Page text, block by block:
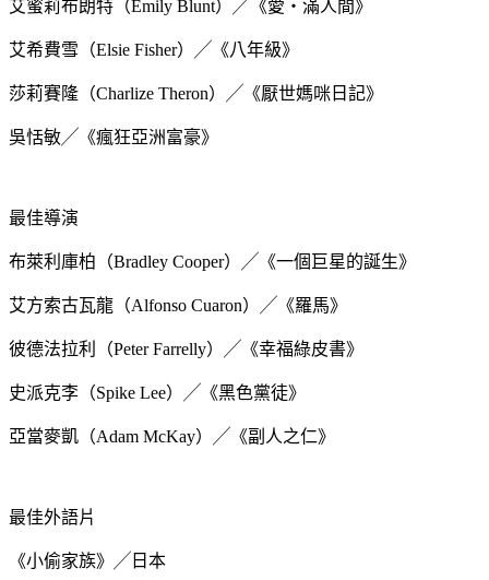
艾蜜莉布朗特（Emily Blunt）╱《愛‧滿人間》
艾希費雪（Elsie Fisher）╱《八年級》
莎莉賽隆（Charlize Theron）╱《厭世媽咪日記》
吳恬敏╱《瘋狂亞洲富豪》
最佳導演
布萊利庫柏（Bradley Cooper）╱《一個巨星的誕生》
艾方索古瓦龍（Alfonso Cuaron）╱《羅馬》
彼德法拉利（Peter Farrelly）╱《幸福綠皮書》
史派克李（Spike Lee）╱《黑色黨徒》
亞當麥凱（Adam McKay）╱《副人之仁》
最佳外語片
《小偷家族》╱日本